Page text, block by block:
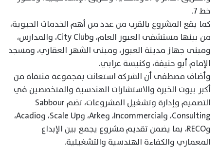
خط 7.
كما يقع المشروع بالقرب من عدد من أهم الخدمات الحيوية،
من بينها مستشفى العبور العام، وCity Club، والمدارس،
ومبنى جهاز مدينة العبور، ومبنى الشهر العقاري، ومسجد
الإمام أبو حنيفة، وكنيسة عرابي.
وأضاف مصطفى أن الشركة استعانت بمجموعة منتقاة من
أكبر بيوت الخبرة والاستشارات الهندسية والمتخصصين في
التصميم وإدارة وتشغيل المشروعات، تضم Sabbour
Consulting، وIncommercial، وArke، وScale Up، وAcadio،
وRECO، بما يضمن تقديم مشروع يجمع بين الإبداع
المعماري والكفاءة الهندسية والتشغيلية.